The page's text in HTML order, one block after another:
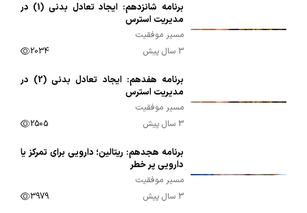
برنامه شانزدهم: ایجاد تعادل بدنی (1) در
مدیریت استرس
مسیر موفقیت
3 سال پیش
2034
برنامه هفدهم: ایجاد تعادل بدنی (2) در
مدیریت استرس
مسیر موفقیت
3 سال پیش
2505
برنامه هجدهم: ریتالین؛ دارویی برای تمرکز یا
دارویی پر خطر
مسیر موفقیت
3 سال پیش
3979